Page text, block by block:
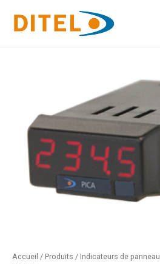
contenu
Accueil / Produits / Indicateurs de panneau